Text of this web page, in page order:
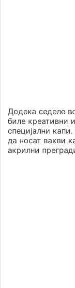
Додека седеле
биле креативни
специјални
да носат вакви
акрилни